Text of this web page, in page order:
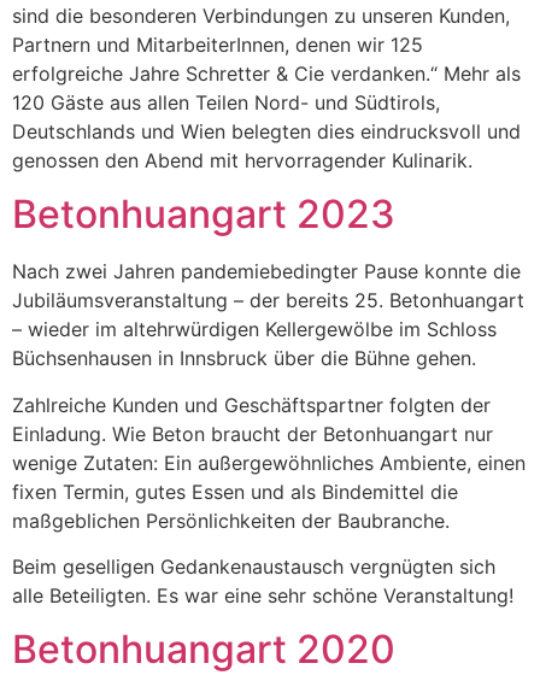
sind die besonderen Verbindungen zu unseren Kunden,
Partnern und MitarbeiterInnen, denen wir 125
erfolgreiche Jahre Schretter & Cie verdanken.“ Mehr als
120 Gäste aus allen Teilen Nord- und Südtirols,
Deutschlands und Wien belegten dies eindrucksvoll und
genossen den Abend mit hervorragender Kulinarik.
Betonhuangart 2023
Nach zwei Jahren pandemiebedingter Pause konnte die
Jubiläumsveranstaltung – der bereits 25. Betonhuangart
– wieder im altehrwürdigen Kellergewölbe im Schloss
Büchsenhausen in Innsbruck über die Bühne gehen.
Zahlreiche Kunden und Geschäftspartner folgten der
Einladung. Wie Beton braucht der Betonhuangart nur
wenige Zutaten: Ein außergewöhnliches Ambiente, einen
fixen Termin, gutes Essen und als Bindemittel die
maßgeblichen Persönlichkeiten der Baubranche.
Beim geselligen Gedankenaustausch vergnügten sich
alle Beteiligten. Es war eine sehr schöne Veranstaltung!
Betonhuangart 2020